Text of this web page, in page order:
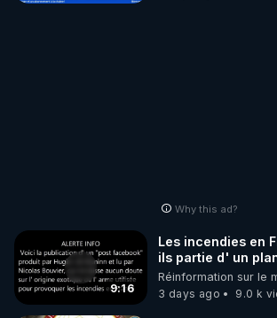
Why this ad?
9:16
Les incendies en
ils partie d' un
débuté le 11
?
Réinformation sur le
3 days ago
9.0 k